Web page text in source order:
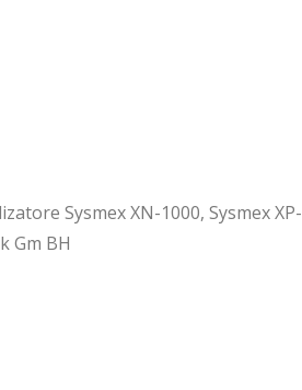
Sysmex XN-1000, Sysmex XP-
Gm BH